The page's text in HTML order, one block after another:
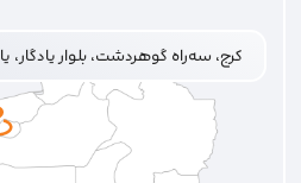
کرج، سه‌راه گوهردشت، بلوار یادگار،